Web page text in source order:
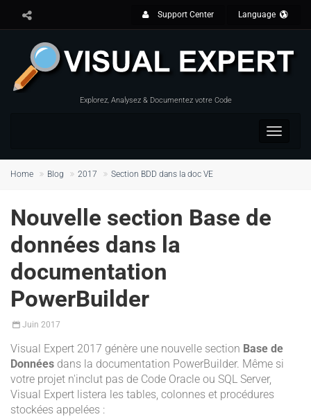
Support Center Language
Explorez, Analysez & Documentez votre Code
Toggle
Home Blog 2017 Section BDD dans la doc VE
Nouvelle section Base de
données dans la
documentation
PowerBuilder
Juin 2017
Visual Expert 2017 génère une nouvelle section Base de
Données dans la documentation PowerBuilder. Même si
votre projet n'inclut pas de Code Oracle ou SQL Server,
Visual Expert listera les tables, colonnes et procédures
stockées appelées :